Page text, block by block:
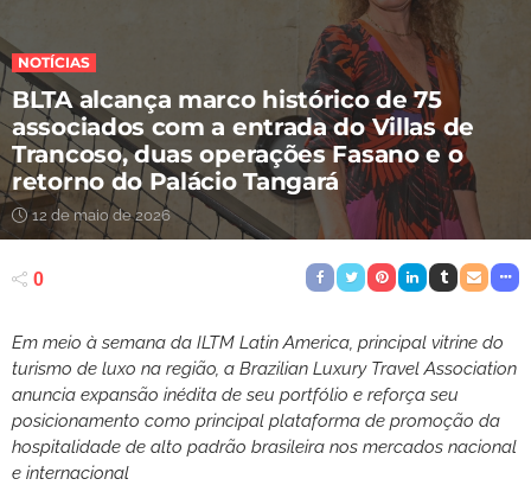
NOTÍCIAS
BLTA alcança marco histórico de 75
associados com a entrada do Villas de
Trancoso, duas operações Fasano e o
retorno do Palácio Tangará
12 de maio de 2026
0
Em meio à semana da ILTM Latin America, principal vitrine do
turismo de luxo na região, a Brazilian Luxury Travel Association
anuncia expansão inédita de seu portfólio e reforça seu
posicionamento como principal plataforma de promoção da
hospitalidade de alto padrão brasileira nos mercados nacional
e internacional